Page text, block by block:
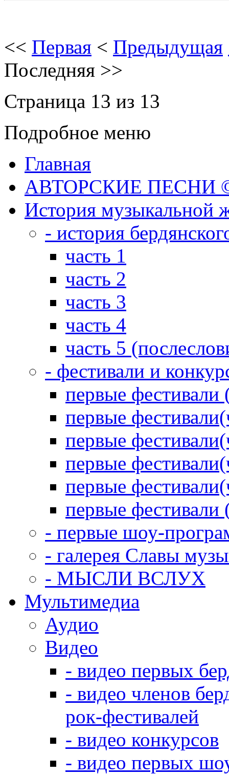
<< Первая < Предыдущая
Последняя >>
Страница 13 из 13
Подробное меню
Главная
АВТОРСКИЕ ПЕСНИ ©
История музыкальной
- история
часть 1
часть 2
часть 3
часть 4
часть 5
- фестивали и
первые фестивали
первые
первые
первые
первые
первые фестивали
- первые шоу-
- галерея Славы
- МЫСЛИ ВСЛУХ
Мультимедиа
Аудио
Видео
- видео первых
- видео членов
рок-фестивалей
- видео конкурсов
- видео первых